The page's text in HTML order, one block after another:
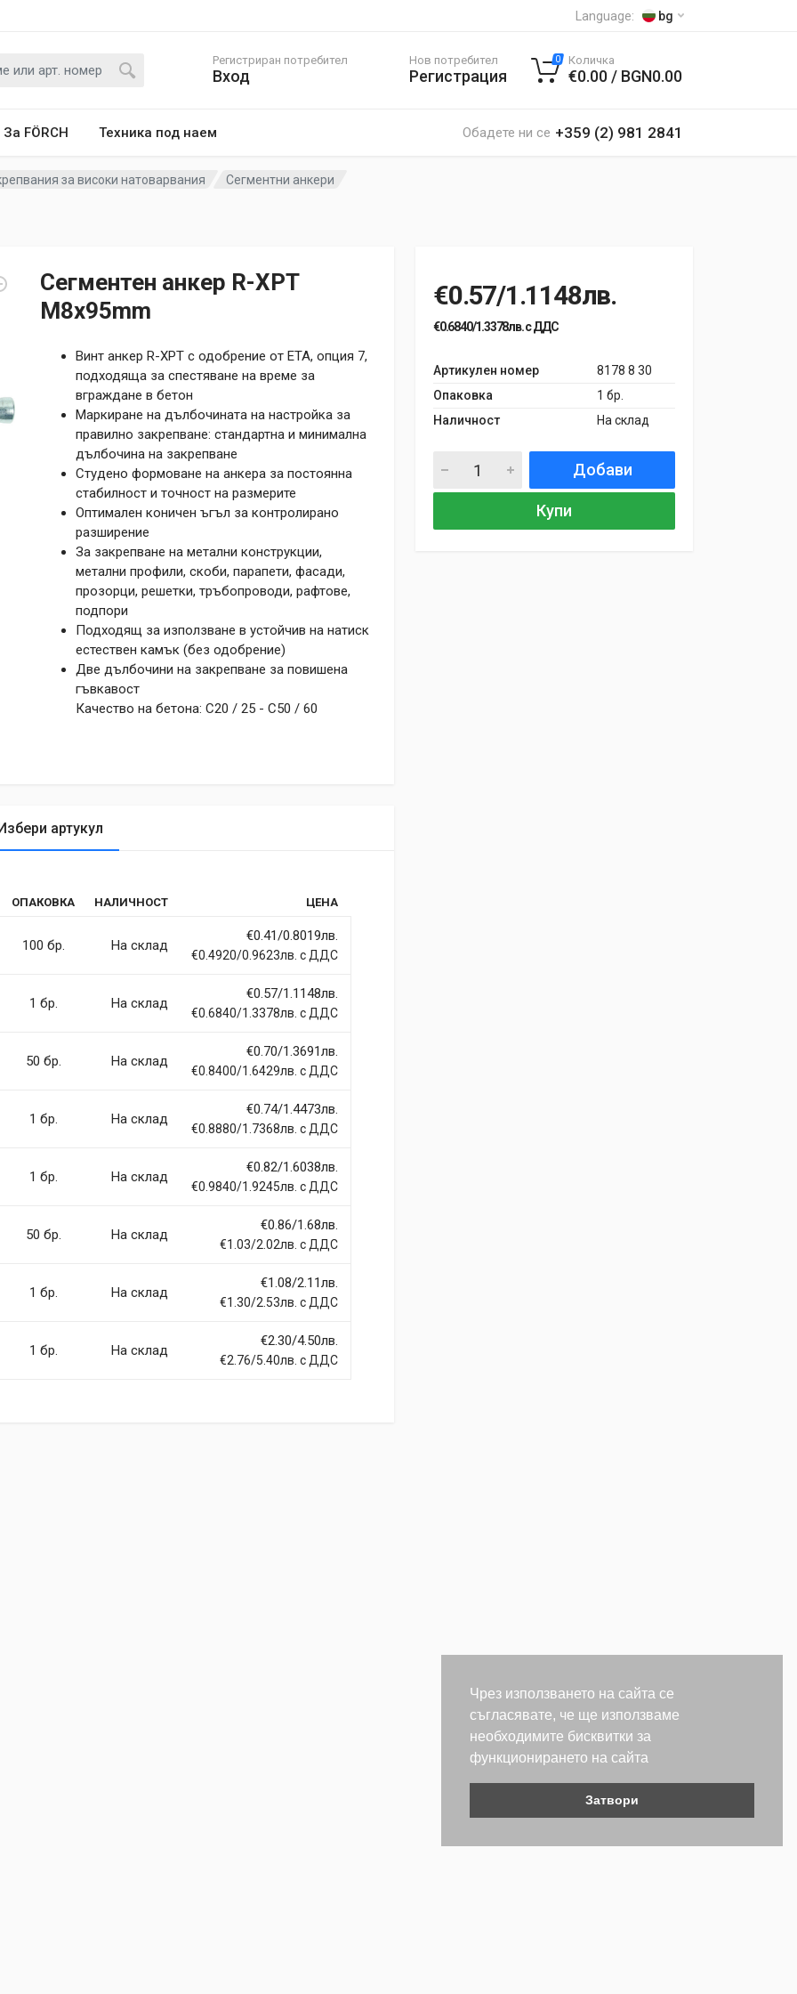
Чрез използването на сайта се
съгласявате, че ще използваме
необходимите бисквитки за
функционирането на сайта
Затвори
Language: bg
За FÖRCH Техника под наем Обадете ни се +359 (2) 981 2841
Регистриран потребител
Вход
Нов потребител
Регистрация
0 Количка
€0.00 / BGN0.00
за високи натоварвания Сегментни анкери
Сегментен анкер R-XPT
M8x95mm
Винт анкер R-XPT с одобрение от ETA, опция 7,
подходяща за спестяване на време за
вграждане в бетон
Маркиране на дълбочината на настройка за
правилно закрепване: стандартна и минимална
дълбочина на закрепване
Студено формоване на анкера за постоянна
стабилност и точност на размерите
Оптимален коничен ъгъл за контролирано
разширение
За закрепване на метални конструкции,
метални профили, скоби, парапети, фасади,
прозорци, решетки, тръбопроводи, рафтове,
подпори
Подходящ за използване в устойчив на натиск
естествен камък (без одобрение)
Две дълбочини на закрепване за повишена
гъвкавост
Качество на бетона: C20 / 25 - C50 / 60
€0.57/1.1148лв.
€0.6840/1.3378лв. с ДДС
Артикулен номер
8178 8 30
Опаковка
1 бр.
Наличност
На склад
Добави
Купи
артукул
vitae sodales in, maximus ut lectus. Vivamus commodo
et fringilla facilisis. Nam maximus consectetur diam. Nulla
hendrerit eros laoreet suscipit ultrices.
(current)
3 9
Email Address
ОПАКОВКА НАЛИЧНОСТ ЦЕНА
100 бр. На склад
€0.41/0.8019лв.
€0.4920/0.9623лв. с ДДС
1 бр. На склад
€0.57/1.1148лв.
€0.6840/1.3378лв. с ДДС
50 бр. На склад
€0.70/1.3691лв.
€0.8400/1.6429лв. с ДДС
1 бр. На склад
€0.74/1.4473лв.
€0.8880/1.7368лв. с ДДС
1 бр. На склад
€0.82/1.6038лв.
€0.9840/1.9245лв. с ДДС
50 бр. На склад
€0.86/1.68лв.
€1.03/2.02лв. с ДДС
1 бр. На склад
€1.08/2.11лв.
€1.30/2.53лв. с ДДС
1 бр. На склад
€2.30/4.50лв.
€2.76/5.40лв. с ДДС